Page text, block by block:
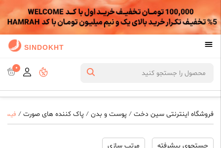
SINDOKHT
0
فروشگاه اینترنتی سین دخت / پوست و بدن / پاک کننده های صورت / فیس
جستجوی پیشرفته مرتب سازی